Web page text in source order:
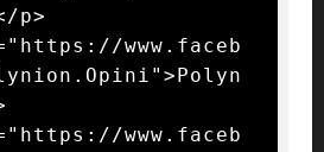
p>
www.faceb
www.faceb